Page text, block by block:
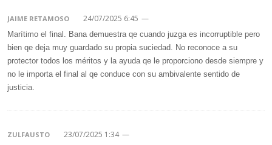
JAIME RETAMOSO 24/07/2025 6:45 —
Marítimo el final. Bana demuestra qe cuando juzga es incorruptible pero
bien qe deja muy guardado su propia suciedad. No reconoce a su
protector todos los méritos y la ayuda qe le proporciono desde siempre y
no le importa el final al qe conduce con su ambivalente sentido de
justicia.
ZULFAUSTO 23/07/2025 1:34 —